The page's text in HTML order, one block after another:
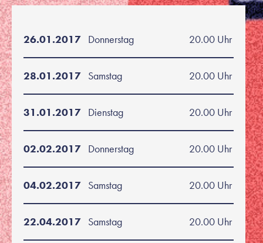
26.01.2017 Donnerstag 20.00 Uhr
28.01.2017 Samstag 20.00 Uhr
31.01.2017 Dienstag 20.00 Uhr
02.02.2017 Donnerstag 20.00 Uhr
04.02.2017 Samstag 20.00 Uhr
22.04.2017 Samstag 20.00 Uhr